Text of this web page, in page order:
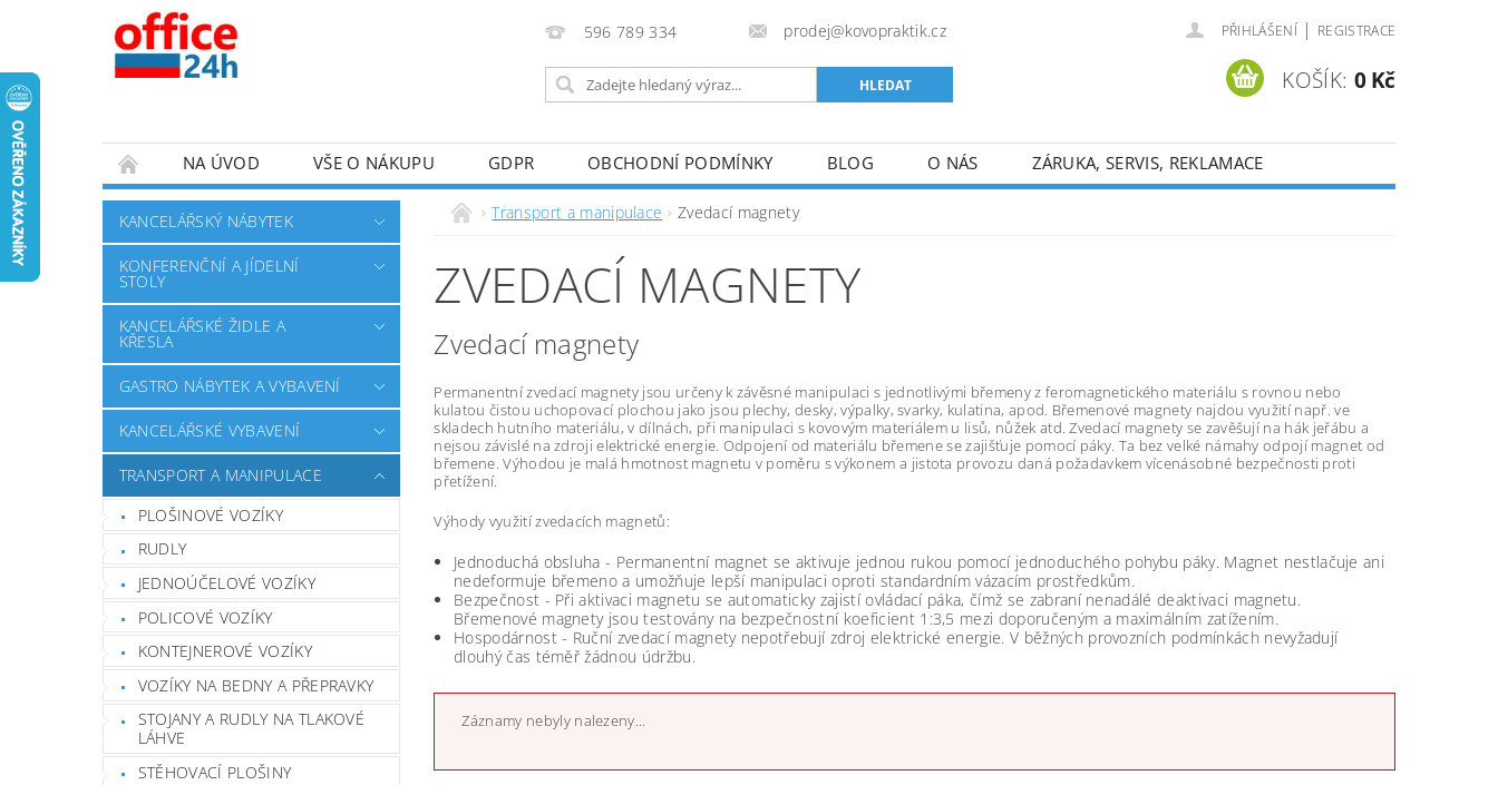
596 789 334 prodej@kovopraktik.cz PŘIHLÁŠENÍ | REGISTRACE
KOŠÍK: 0 Kč
NA ÚVOD VŠE O NÁKUPU GDPR OBCHODNÍ PODMÍNKY BLOG O NÁS ZÁRUKA, SERVIS, REKLAMACE
KANCELÁŘSKÝ NÁBYTEK
KONFERENČNÍ A JÍDELNÍ
STOLY
KANCELÁŘSKÉ ŽIDLE A
KŘESLA
GASTRO NÁBYTEK A VYBAVENÍ
KANCELÁŘSKÉ VYBAVENÍ
TRANSPORT A MANIPULACE
PLOŠINOVÉ VOZÍKY
RUDLY
JEDNOÚČELOVÉ VOZÍKY
POLICOVÉ VOZÍKY
KONTEJNEROVÉ VOZÍKY
VOZÍKY NA BEDNY A PŘEPRAVKY
STOJANY A RUDLY NA TLAKOVÉ
LÁHVE
STĚHOVACÍ PLOŠINY
Transport a manipulace Zvedací magnety
ZVEDACÍ MAGNETY
Zvedací magnety
Permanentní zvedací magnety jsou určeny k závěsné manipulaci s jednotlivými břemeny z feromagnetického materiálu s rovnou nebo
kulatou čistou uchopovací plochou jako jsou plechy, desky, výpalky, svarky, kulatina, apod. Břemenové magnety najdou využití např. ve
skladech hutního materiálu, v dílnách, při manipulaci s kovovým materiálem u lisů, nůžek atd. Zvedací magnety se zavěšují na hák jeřábu a
nejsou závislé na zdroji elektrické energie. Odpojení od materiálu břemene se zajišťuje pomocí páky. Ta bez velké námahy odpojí magnet od
břemene. Výhodou je malá hmotnost magnetu v poměru s výkonem a jistota provozu daná požadavkem vícenásobné bezpečnosti proti
přetížení.
Výhody využití zvedacích magnetů:
Jednoduchá obsluha - Permanentní magnet se aktivuje jednou rukou pomocí jednoduchého pohybu páky. Magnet nestlačuje ani
nedeformuje břemeno a umožňuje lepší manipulaci oproti standardním vázacím prostředkům.
Bezpečnost - Při aktivaci magnetu se automaticky zajistí ovládací páka, čímž se zabraní nenadálé deaktivaci magnetu.
Břemenové magnety jsou testovány na bezpečnostní koeficient 1:3,5 mezi doporučeným a maximálním zatížením.
Hospodárnost - Ruční zvedací magnety nepotřebují zdroj elektrické energie. V běžných provozních podmínkách nevyžadují
dlouhý čas téměř žádnou údržbu.
Záznamy nebyly nalezeny...